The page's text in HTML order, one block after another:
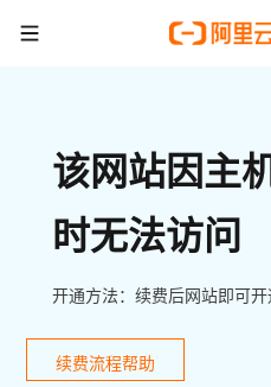
该网站因主
时无法访问
开通方法：续费后网站即可开
续费流程帮助